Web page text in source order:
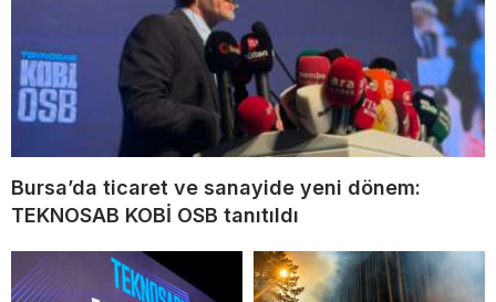
Bursa’da ticaret ve sanayide yeni dönem:
TEKNOSAB KOBİ OSB tanıtıldı